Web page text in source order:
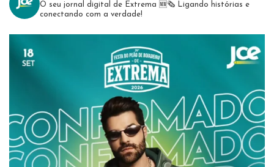
O seu jornal digital de Extrema 🆕️🗞 Ligando histórias e
conectando com a verdade!